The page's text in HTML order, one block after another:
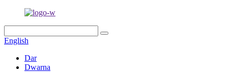
English
Dar
Dwarna